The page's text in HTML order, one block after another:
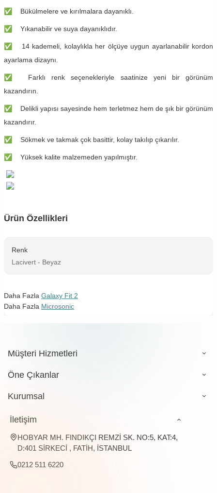
✅ Bükülmelere ve kırılmalara dayanıklı.
✅ Yıkanabilir ve suya dayanıklıdır.
✅ 14 kademeli, kolaylıkla her ölçüye uygun ayarlanabilir kordon
ayarlama dizaynı.
✅ Farklı renk seçenekleriyle saatinize yeni bir görünüm
kazandırın.
✅ Delikli yapısı sayesinde hem terletmez hem de şık bir görünüm
kazandırır.
✅ Sökmek ve takmak çok basittir, kolay takılıp çıkarılır.
✅ Yüksek kalite malzemeden yapılmıştır.
Ürün Özellikleri
Renk
Lacivert - Beyaz
Daha Fazla Galaxy Fit 2
Daha Fazla Microsonic
Müşteri Hizmetleri
Öne Çıkanlar
Kurumsal
İletişim
HOBYAR MH. FINDIKÇI REMZİ SK. NO:5, KAT:4,
D:401 SİRKECİ , FATİH, İSTANBUL
0212 511 6220